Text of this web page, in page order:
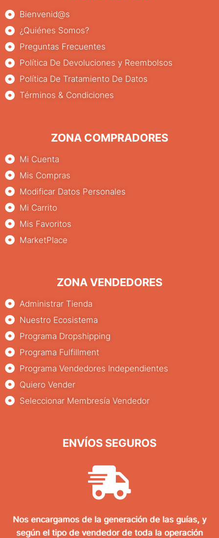
Bienvenid@s
¿Quiénes Somos?
Preguntas Frecuentes
Política De Devoluciones y Reembolsos
Política De Tratamiento De Datos
Términos & Condiciones
ZONA COMPRADORES
Mi Cuenta
Mis Compras
Modificar Datos Personales
Mi Carrito
Mis Favoritos
MarketPlace
ZONA VENDEDORES
Administrar Tienda
Nuestro Ecosistema
Programa Dropshipping
Programa Fulfillment
Programa Vendedores Independientes
Quiero Vender
Seleccionar Membresía Vendedor
ENVÍOS SEGUROS
Nos encargamos de la generación de las guías, y
según el tipo de vendedor de toda la operación